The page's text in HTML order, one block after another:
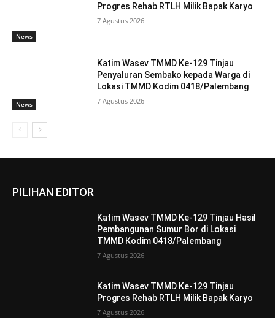
News
Progres Rehab RTLH Milik Bapak Karyo
7 Agustus 2026
News
Katim Wasev TMMD Ke-129 Tinjau
Penyaluran Sembako kepada Warga di
Lokasi TMMD Kodim 0418/Palembang
7 Agustus 2026
PILIHAN EDITOR
Katim Wasev TMMD Ke-129 Tinjau Hasil
Pembangunan Sumur Bor di Lokasi
TMMD Kodim 0418/Palembang
7 Agustus 2026
Katim Wasev TMMD Ke-129 Tinjau
Progres Rehab RTLH Milik Bapak Karyo
7 Agustus 2026